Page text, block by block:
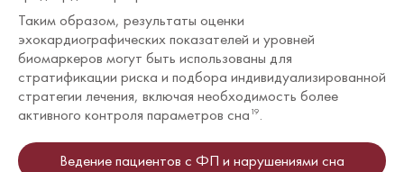
Таким образом, результаты оценки
эхокардиографических показателей и уровней
биомаркеров могут быть использованы для
стратификации риска и подбора индивидуализированной
стратегии лечения, включая необходимость более
активного контроля параметров сна 19.
Ведение пациентов с ФП и нарушениями сна